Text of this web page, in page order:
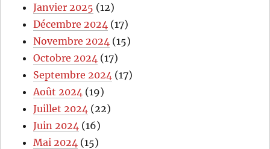
Janvier 2025 (12)
Décembre 2024 (17)
Novembre 2024 (15)
Octobre 2024 (17)
Septembre 2024 (17)
Août 2024 (19)
Juillet 2024 (22)
Juin 2024 (16)
Mai 2024 (15)